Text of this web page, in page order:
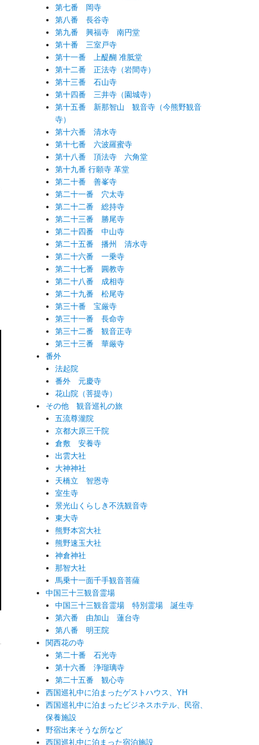
第七番 岡寺
第八番 長谷寺
第九番 興福寺 南円堂
第十番 三室戸寺
第十一番 上醍醐 准胝堂
第十二番 正法寺（岩間寺）
第十三番 石山寺
第十四番 三井寺（園城寺）
第十五番 新那智山 観音寺（今熊野観音
寺）
第十六番 清水寺
第十七番 六波羅蜜寺
第十八番 頂法寺 六角堂
第十九番 行願寺 革堂
第二十番 善峯寺
第二十一番 穴太寺
第二十二番 総持寺
第二十三番 勝尾寺
第二十四番 中山寺
第二十五番 播州 清水寺
第二十六番 一乗寺
第二十七番 圓教寺
第二十八番 成相寺
第二十九番 松尾寺
第三十番 宝厳寺
第三十一番 長命寺
第三十二番 観音正寺
第三十三番 華厳寺
番外
法起院
番外 元慶寺
花山院（菩提寺）
その他 観音巡礼の旅
五流尊瀧院
京都大原三千院
倉敷 安養寺
出雲大社
大神神社
天橋立 智恩寺
室生寺
景光山くらしき不洗観音寺
東大寺
熊野本宮大社
熊野速玉大社
神倉神社
那智大社
馬乗十一面千手観音菩薩
中国三十三観音霊場
中国三十三観音霊場 特別霊場 誕生寺
第六番 由加山 蓮台寺
第八番 明王院
関西花の寺
第二十番 石光寺
第十六番 浄瑠璃寺
第二十五番 観心寺
西国巡礼中に泊まったゲストハウス、YH
西国巡礼中に泊まったビジネスホテル、民宿、
保養施設
野宿出来そうな所など
西国巡礼中に泊まった宿泊施設